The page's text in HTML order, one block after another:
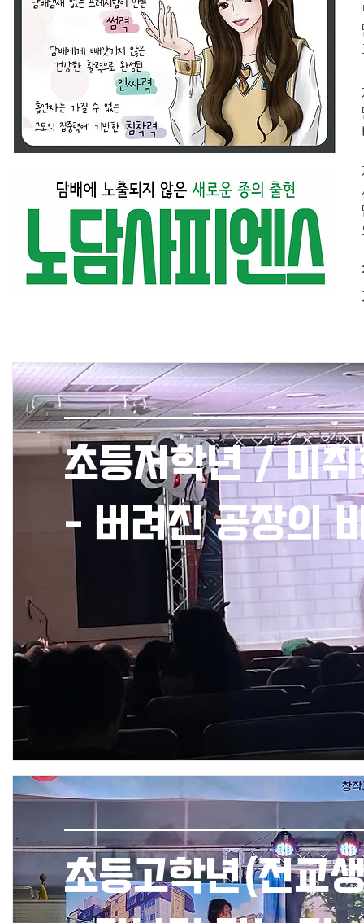
초등저학년 / 미
- 버려진 공장의
초등고학년(전교